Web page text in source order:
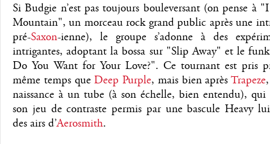
Si Budgie n’est pas toujours bouleversant (on pense à
Mountain", un morceau rock grand public après une
pré-Saxon-ienne), le groupe s’adonne à des
intrigantes, adoptant la bossa sur "Slip Away" et le
Do You Want for Your Love?". Ce tournant est pris
même temps queDeep Purple, mais bien aprèsTrapeze
naissance à un tube (à son échelle, bien entendu),
son jeu de contraste permis par une bascule Heavy
des airs d’Aerosmith.